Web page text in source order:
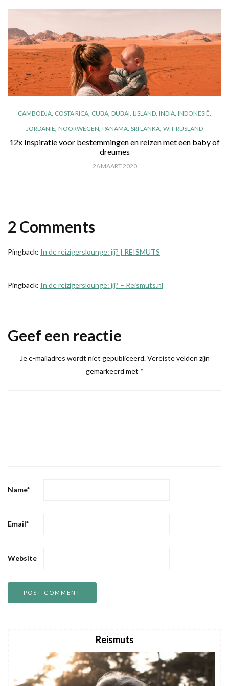
CAMBODJA, COSTA RICA, CUBA, DUBAI, IJSLAND, INDIA, INDONESIË,
JORDANIË, NOORWEGEN, PANAMA, SRI LANKA, WIT-RUSLAND
12x Inspiratie voor bestemmingen en reizen met een baby of
dreumes
26 MAART 2020
2 Comments
Pingback: In de reizigerslounge: jij? | REISMUTS
Pingback: In de reizigerslounge: jij? – Reismuts.nl
Geef een reactie
Je e-mailadres wordt niet gepubliceerd. Vereiste velden zijn
gemarkeerd met *
Name*
Email*
Website
Reismuts